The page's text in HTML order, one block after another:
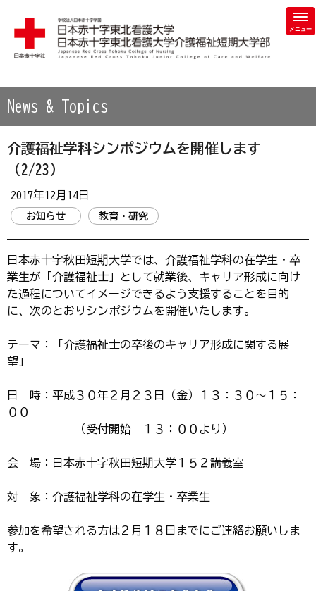
学校法人 日本赤十字学園 日本赤十字東北看護大学・日本赤
News & Topics
介護福祉学科シンポジウムを開催します
（2/23）
2017年12月14日
お知らせ 教育・研究
日本赤十字秋田短期大学では、介護福祉学科の在学生・卒
業生が「介護福祉士」として就業後、キャリア形成に向け
た過程についてイメージできるよう支援することを目的
に、次のとおりシンポジウムを開催いたします。
テーマ：「介護福祉士の卒後のキャリア形成に関する展
望」
日 時：平成３０年２月２３日（金）１３：３０～１５：
００
（受付開始 １３：００より）
会 場：日本赤十字秋田短期大学１５２講義室
対 象：介護福祉学科の在学生・卒業生
参加を希望される方は２月１８日までにご連絡お願いしま
す。